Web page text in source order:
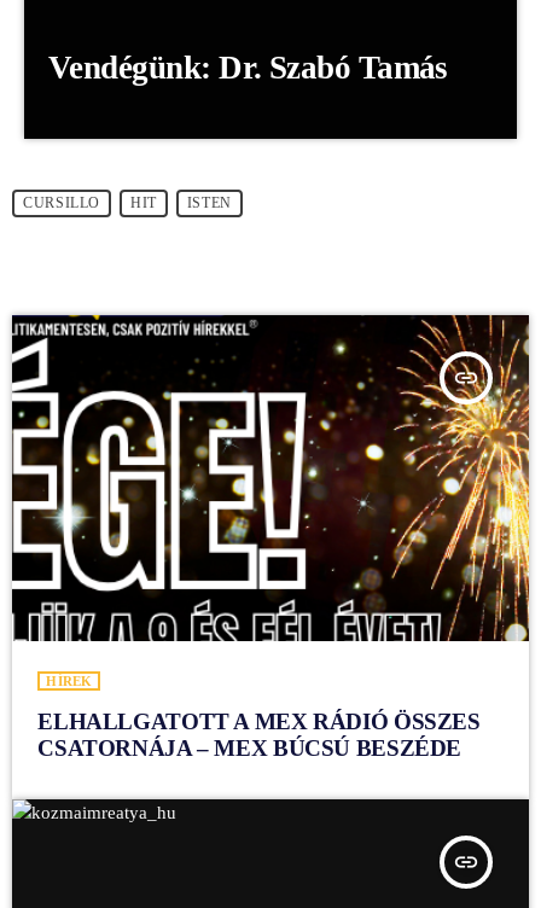
Vendégünk: Dr. Szabó Tamás
CURSILLO HIT ISTEN
insert_link
HÍREK
ELHALLGATOTT A MEX RÁDIÓ ÖSSZES
CSATORNÁJA – MEX BÚCSÚ BESZÉDE
insert_link